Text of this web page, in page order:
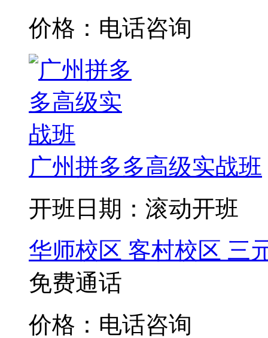
价格：电话咨询
广州拼多多高级实战班
开班日期：滚动开班
华师校区 客村校区 三
免费通话
价格：电话咨询